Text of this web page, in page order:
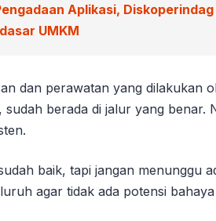
Aplikasi,
UMKM
dan perawatan yang dilakukan
sudah berada di jalur yang benar.
baik, tapi jangan menunggu
agar tidak ada potensi